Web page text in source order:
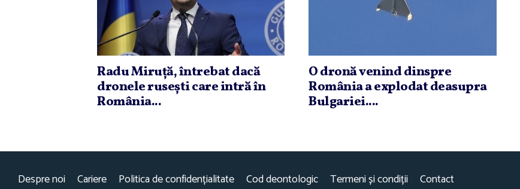
Radu Miruţă, întrebat dacă
dronele ruseşti care intră în
România...
O dronă venind dinspre
România a explodat deasupra
Bulgariei....
Despre noi Cariere Politica de confidențialitate Cod deontologic Termeni și condiții Contact